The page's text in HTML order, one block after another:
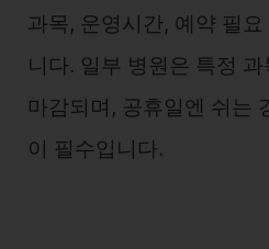
과목, 운영시간, 예약 필
니다. 일부 병원은 특정
마감되며, 공휴일엔 쉬는
이 필수입니다.